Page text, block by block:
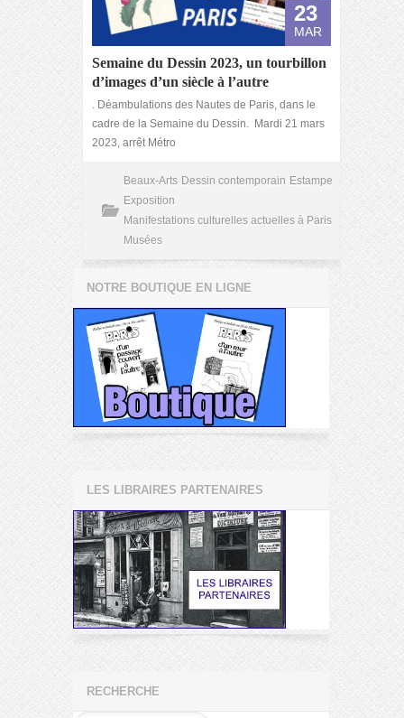
23
MAR
Semaine du Dessin 2023, un tourbillon
d’images d’un siècle à l’autre
. Déambulations des Nautes de Paris, dans le
cadre de la Semaine du Dessin. Mardi 21 mars
2023, arrêt Métro
Beaux-Arts Dessin contemporain Estampe
Exposition
Manifestations culturelles actuelles à Paris
Musées
NOTRE BOUTIQUE EN LIGNE
LES LIBRAIRES PARTENAIRES
RECHERCHE